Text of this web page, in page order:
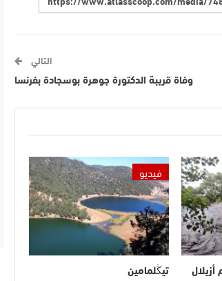
التالي
وفاة قريبة الدكتورة جوهرة بوسجادة بفرنسا
فيديو
تيڭلمامين